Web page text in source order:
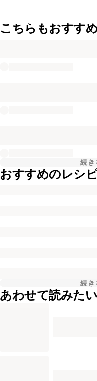
こちらもおすすめ
続き
おすすめのレシ
続き
あわせて読みたい